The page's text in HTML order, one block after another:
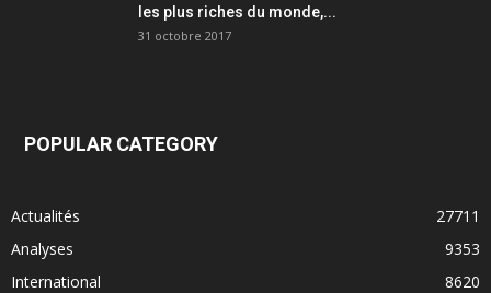
les plus riches du monde,...
31 octobre 2017
POPULAR CATEGORY
Actualités
27711
Analyses
9353
International
8620